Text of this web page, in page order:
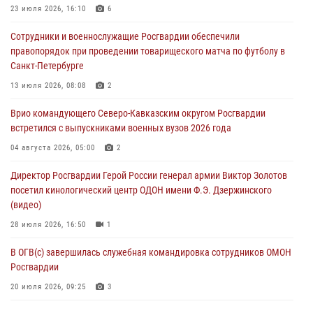
Росгвардии по мини-футболу
При содействии спецназа Росгвардии задержаны подозреваемые в
организации масштабной мошеннической схемы
07 августа 2026, 09:52
В Росгвардии завершился методический сбор с руководящим
составом военно-политических органов
07 августа 2026, 09:05
23 июля 2026, 16:10 6
Сотрудники и военнослужащие Росгвардии обеспечили
правопорядок при проведении товарищеского матча по футболу в
Санкт-Петербурге
13 июля 2026, 08:08 2
Врио командующего Северо-Кавказским округом Росгвардии
встретился с выпускниками военных вузов 2026 года
04 августа 2026, 05:00 2
Директор Росгвардии Герой России генерал армии Виктор Золотов
посетил кинологический центр ОДОН имени Ф.Э. Дзержинского
(видео)
28 июля 2026, 16:50 1
В ОГВ(с) завершилась служебная командировка сотрудников ОМОН
Росгвардии
20 июля 2026, 09:25 3